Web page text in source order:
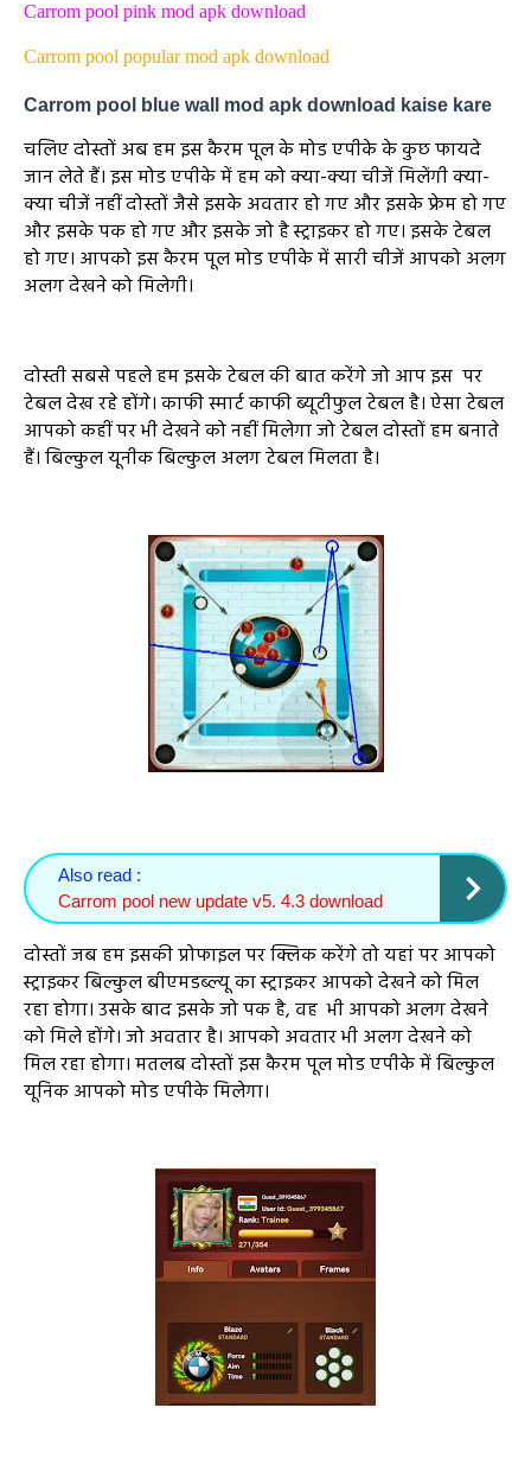
Carrom pool pink mod apk download
Carrom pool popular mod apk download
Carrom pool blue wall mod apk download kaise kare
चलिए दोस्तों अब हम इस कैरम पूल के मोड एपीके के कुछ फायदे
जान लेते हैं। इस मोड एपीके में हम को क्या-क्या चीजें मिलेंगी क्या-
क्या चीजें नहीं दोस्तों जैसे इसके अवतार हो गए और इसके फ्रेम हो गए
और इसके पक हो गए और इसके जो है स्ट्राइकर हो गए। इसके टेबल
हो गए। आपको इस कैरम पूल मोड एपीके में सारी चीजें आपको अलग
अलग देखने को मिलेगी।
दोस्ती सबसे पहले हम इसके टेबल की बात करेंगे जो आप इस पर
टेबल देख रहे होंगे। काफी स्मार्ट काफी ब्यूटीफुल टेबल है। ऐसा टेबल
आपको कहीं पर भी देखने को नहीं मिलेगा जो टेबल दोस्तों हम बनाते
हैं। बिल्कुल यूनीक बिल्कुल अलग टेबल मिलता है।
Also read :
Carrom pool new update v5. 4.3 download
दोस्तों जब हम इसकी प्रोफाइल पर क्लिक करेंगे तो यहां पर आपको
स्ट्राइकर बिल्कुल बीएमडब्ल्यू का स्ट्राइकर आपको देखने को मिल
रहा होगा। उसके बाद इसके जो पक है, वह भी आपको अलग देखने
को मिले होंगे। जो अवतार है। आपको अवतार भी अलग देखने को
मिल रहा होगा। मतलब दोस्तों इस कैरम पूल मोड एपीके में बिल्कुल
यूनिक आपको मोड एपीके मिलेगा।